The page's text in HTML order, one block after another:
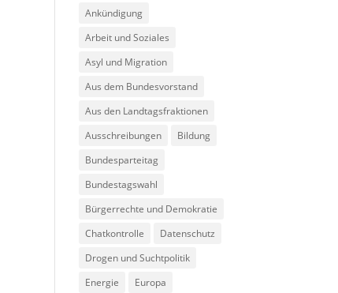
Ankündigung
Arbeit und Soziales
Asyl und Migration
Aus dem Bundesvorstand
Aus den Landtagsfraktionen
Ausschreibungen
Bildung
Bundesparteitag
Bundestagswahl
Bürgerrechte und Demokratie
Chatkontrolle
Datenschutz
Drogen und Suchtpolitik
Energie
Europa